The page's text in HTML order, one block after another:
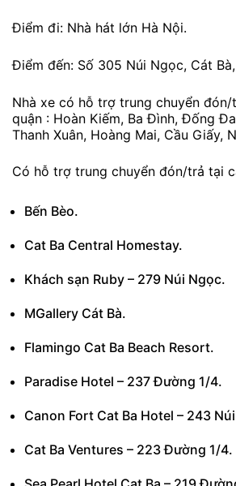
Điểm đi: Nhà hát lớn Hà Nội.
Điểm đến: Số 305 Núi Ngọc, Cát
Nhà xe có hỗ trợ trung chuyển
quận : Hoàn Kiếm, Ba Đình, Đống
Thanh Xuân, Hoàng Mai, Cầu Giấy,
Có hỗ trợ trung chuyển đón/trả tại
Bến Bèo.
Cat Ba Central Homestay.
Khách sạn Ruby – 279 Núi Ngọc.
MGallery Cát Bà.
Flamingo Cat Ba Beach Resort.
Paradise Hotel – 237 Đường 1/4.
Canon Fort Cat Ba Hotel – 243
Cat Ba Ventures – 223 Đường 1/4.